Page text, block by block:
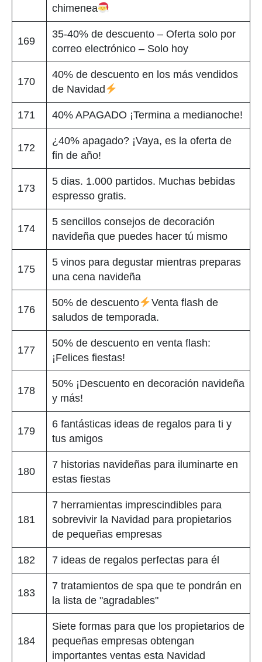
chimenea
169
35-40% de descuento – Oferta solo por
correo electrónico – Solo hoy
170
40% de descuento en los más vendidos
de Navidad
171 40% APAGADO ¡Termina a medianoche!
172
¿40% apagado? ¡Vaya, es la oferta de
fin de año!
173
5 dias. 1.000 partidos. Muchas bebidas
espresso gratis.
174
5 sencillos consejos de decoración
navideña que puedes hacer tú mismo
175
5 vinos para degustar mientras preparas
una cena navideña
176
50% de descuento
Venta flash de
saludos de temporada.
177
50% de descuento en venta flash:
¡Felices fiestas!
178
50% ¡Descuento en decoración navideña
y más!
179
6 fantásticas ideas de regalos para ti y
tus amigos
180
7 historias navideñas para iluminarte en
estas fiestas
181
7 herramientas imprescindibles para
sobrevivir la Navidad para propietarios
de pequeñas empresas
182 7 ideas de regalos perfectas para él
183
7 tratamientos de spa que te pondrán en
la lista de "agradables"
184
Siete formas para que los propietarios de
pequeñas empresas obtengan
importantes ventas esta Navidad